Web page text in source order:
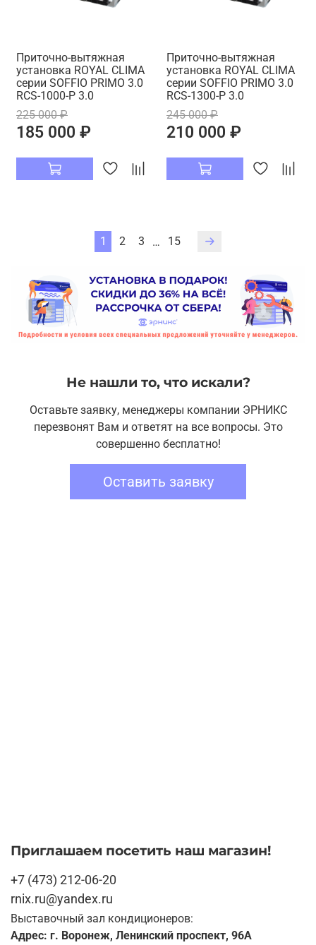
Приточно-вытяжная
установка ROYAL CLIMA
серии SOFFIO PRIMO 3.0
RCS-1000-P 3.0
225 000 ₽
185 000 ₽
Приточно-вытяжная
установка ROYAL CLIMA
серии SOFFIO PRIMO 3.0
RCS-1300-P 3.0
245 000 ₽
210 000 ₽
1 2 3 … 15
Не нашли то, что искали?
Оставьте заявку, менеджеры компании ЭРНИКС
перезвонят Вам и ответят на все вопросы. Это
совершенно бесплатно!
Оставить заявку
Приглашаем посетить наш магазин!
+7 (473) 212-06-20
rnix.ru@yandex.ru
Выставочный зал кондиционеров:
Адрес: г. Воронеж, Ленинский проспект, 96А